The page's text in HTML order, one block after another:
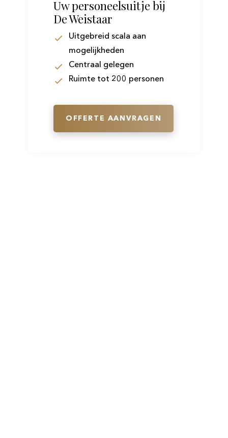
Uw personeelsuitje bij
De Weistaar
Uitgebreid scala aan
mogelijkheden
Centraal gelegen
Ruimte tot 200 personen
OFFERTE AANVRAGEN